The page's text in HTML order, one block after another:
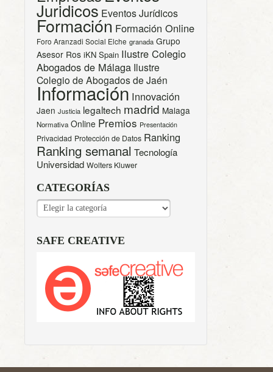
Juridicos Eventos Jurídicos
Formación Formación Online
Foro Aranzadi Social Elche granada Grupo
Asesor Ros iKN Spain Ilustre Colegio
Abogados de Málaga Ilustre
Colegio de Abogados de Jaén
Información Innovación
Jaen Justicia legaltech madrid Malaga
Normativa Online Premios Presentación
Privacidad Protección de Datos Ranking
Ranking semanal Tecnología
Universidad Wolters Kluwer
CATEGORÍAS
CATEGORÍAS
SAFE CREATIVE